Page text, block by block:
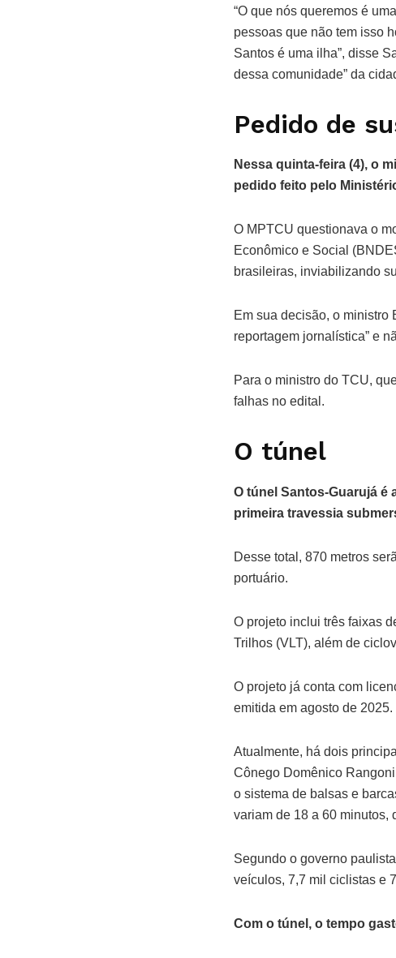
“O que nós queremos é
pessoas que não tem isso
Santos é uma ilha”, disse
dessa comunidade” da
Pedido de
Nessa quinta-feira (4), o
pedido feito pelo
O MPTCU questionava o
Econômico e Social
brasileiras, inviabilizando
Em sua decisão, o ministro
reportagem jornalística” e
Para o ministro do TCU,
falhas no edital.
O túnel
O túnel Santos-Guarujá é
primeira travessia
Desse total, 870 metros
portuário.
O projeto inclui três faixas
Trilhos (VLT), além de
O projeto já conta com
emitida em agosto de 2025.
Atualmente, há dois
Cônego Domênico
o sistema de balsas e
variam de 18 a 60 minutos,
Segundo o governo
veículos, 7,7 mil ciclistas e
Com o túnel, o tempo